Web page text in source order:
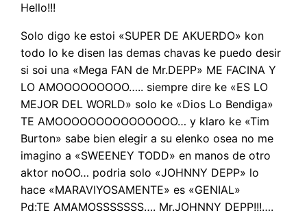
Hello!!!
Solo digo ke estoi «SUPER DE AKUERDO» kon
todo lo ke disen las demas chavas ke puedo desir
si soi una «Mega FAN de Mr.DEPP» ME FACINA Y
LO AMOOOOOOOOO….. siempre dire ke «ES LO
MEJOR DEL WORLD» solo ke «Dios Lo Bendiga»
TE AMOOOOOOOOOOOOOOO… y klaro ke «Tim
Burton» sabe bien elegir a su elenko osea no me
imagino a «SWEENEY TODD» en manos de otro
aktor noOO… podria solo «JOHNNY DEPP» lo
hace «MARAVIYOSAMENTE» es «GENIAL»
Pd:TE AMAMOSSSSSSS…. Mr.JOHNNY DEPP!!!….